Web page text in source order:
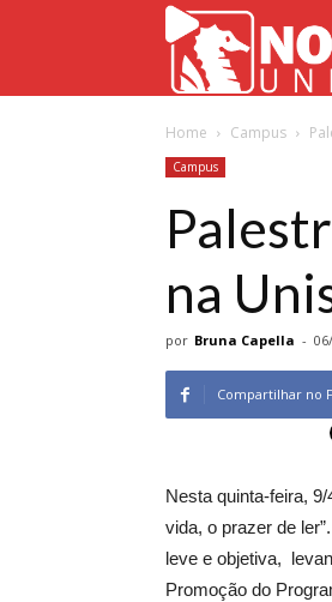
Home Campus
Campus
na
por Bruna Capella -
Compartilhar no
Nesta quinta-feira,
vida, o prazer de
leve e objetiva,
Promoção do